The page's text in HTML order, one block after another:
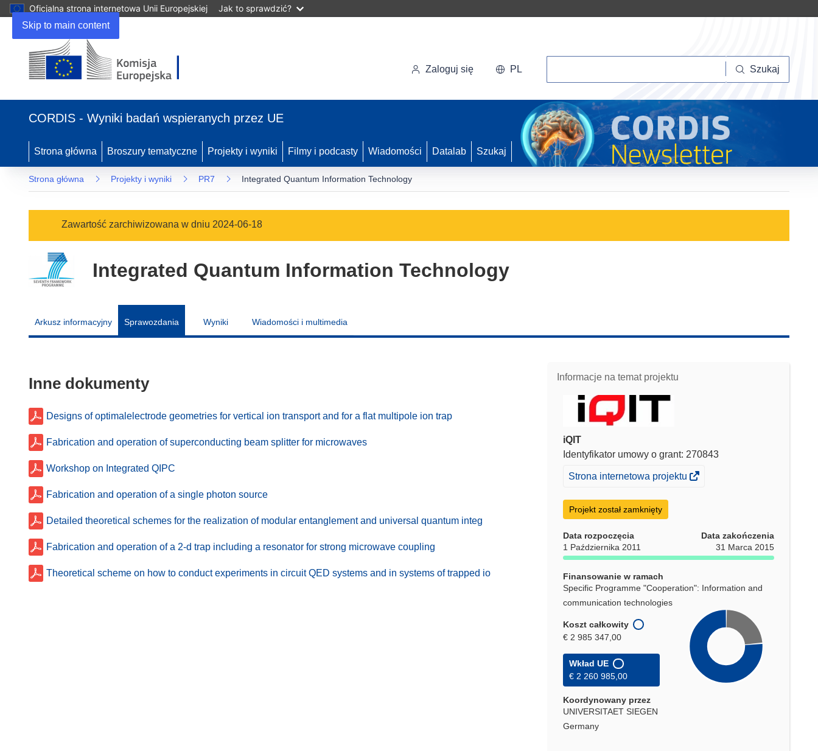
Skip to main content
Oficjalna strona internetowa Unii Europejskiej Jak to sprawdzić?
się
nowym
oknie)
Zaloguj się PL Szukaj
CORDIS - Wyniki badań wspieranych przez UE
Strona główna Broszury tematyczne Projekty i wyniki Filmy i podcasty Wiadomości Datalab Szukaj
Strona główna Projekty i wyniki PR7 Integrated Quantum Information Technology
Zawartość zarchiwizowana w dniu 2024-06-18
Integrated Quantum Information Technology
Arkusz informacyjny Sprawozdania Wyniki Wiadomości i multimedia
Informacje na temat projektu
iQIT
Identyfikator umowy o grant: 270843
(odnośnik
się
w
nowym
oknie)
Strona internetowa projektu
Projekt został zamknięty
Data rozpoczęcia
1 Października 2011
Data zakończenia
31 Marca 2015
Finansowanie w ramach
Specific Programme "Cooperation": Information and
communication technologies
Koszt całkowity
€ 2 985 347,00
Wkład UE
€ 2 260 985,00
Koordynowany przez
UNIVERSITAET SIEGEN
Germany
Inne dokumenty
Designs of optimalelectrode geometries for vertical ion transport and for a flat multipole ion trap
Fabrication and operation of superconducting beam splitter for microwaves
Workshop on Integrated QIPC
Fabrication and operation of a single photon source
Detailed theoretical schemes for the realization of modular entanglement and universal quantum integ
Fabrication and operation of a 2-d trap including a resonator for strong microwave coupling
Theoretical scheme on how to conduct experiments in circuit QED systems and in systems of trapped io